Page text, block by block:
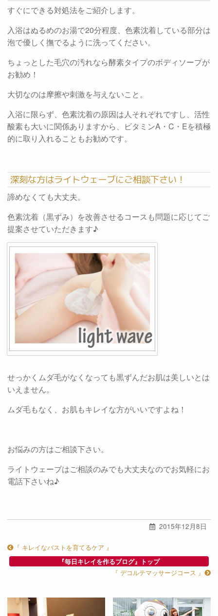
すぐにできる対処法をご紹介します。
入浴はぬるめのお湯で20分程度、色素沈着している部分は
泡で優しく撫でるように洗ってください。
ちょっとした毛穴の汚れなら酵素タイプのボディソープが
お勧め！
大切なのは摩擦や刺激を与えないこと。
入浴に限らず、色素沈着の原因は人それぞれですし、活性
酸素も大いに関係ありますから、ビタミンA・C・Eを積極
的に取り入れることもお勧めです。
深刻な方はライトウェーブにご相談下さい！
諦めなくても大丈夫。
色素沈着（黒ずみ）を改善させるコースも問題に応じてご
提案させていただきます♪
せっかくムダ毛がなくなっても黒ずんだお肌は美しいとは
いえません。
ムダ毛もなく、お肌もキレイな方がいいですよね！
お悩みの方はご相談下さい。
ライトウェーブはご相談のみでも大丈夫なのでお気軽にお
電話下さいね♪
2015年12月8日
『 キレイなバストを育てるケア 』
『毎日キレイを作るブログ』トップ
『 デコルテマッサージコース 』